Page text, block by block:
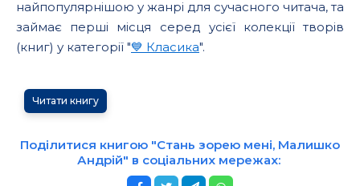
найпопулярнішою у жанрі для сучасного читача, та
займає перші місця серед усієї колекції творів
(книг) у категорії "💙 Класика".
Читати книгу
Поділитися книгою "Стань зорею мені, Малишко
Андрій" в соціальних мережах: